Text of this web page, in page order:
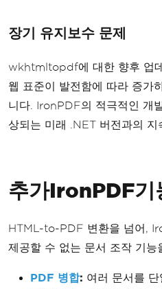
장기 유지보수 문제
wkhtmltopdf에 대한 향후 업
웹 표준이 발전함에 따라 증가
니다. IronPDF의 적극적인 개
상되는 미래 .NET 버전과의 지
추가IronPDF기
HTML-to-PDF 변환을 넘어,
제공할 수 없는 문서 조작 기능
PDF 병합: 여러 문서를